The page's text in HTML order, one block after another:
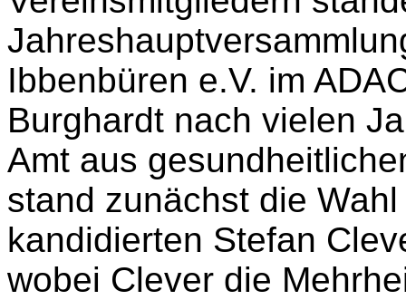
Ibbenbüren e.V. im
Burghardt nach vielen
Amt aus
stand zunächst die
kandidierten Stefan
wobei Clever die